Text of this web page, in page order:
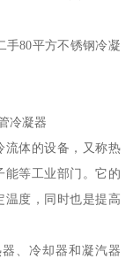
手80平方不锈钢冷凝
冷凝器
流体的设备，又称热
能等工业部门。它的
温度，同时也是提高
、冷却器和凝汽器